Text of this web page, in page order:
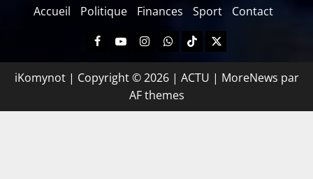
Accueil Politique Finances Sport Contact
iKomynot | Copyright © 2026 | ACTU | MoreNews par
AF themes